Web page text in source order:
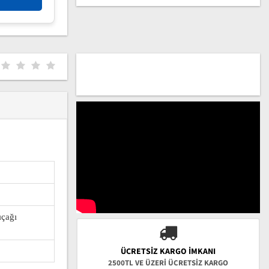
ÜCRETSIZ KARGO İMKANI
2500TL VE ÜZERİ ÜCRETSİZ KARGO